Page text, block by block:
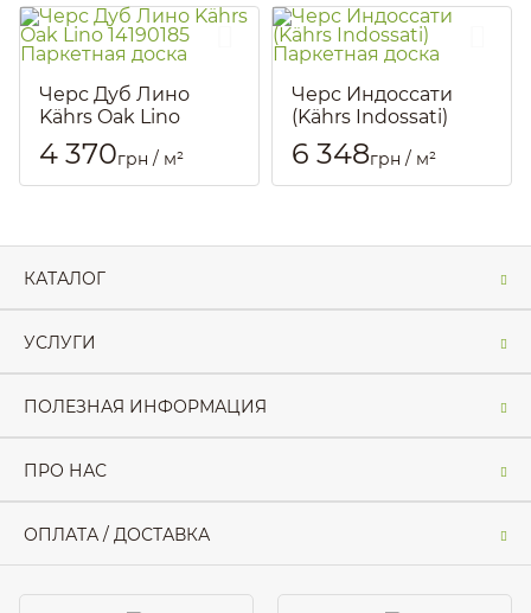
Черс Дуб Лино
Kährs Oak Lino
14190185 Паркетная
доска
Артикул:: 197
4 370грн / м²
Черс Индоссати
(Kährs Indossati)
Паркетная доска
Артикул:: 179
6 348грн / м²
КАТАЛОГ
УСЛУГИ
ПОЛЕЗНАЯ ИНФОРМАЦИЯ
ПРО НАС
ОПЛАТА / ДОСТАВКА